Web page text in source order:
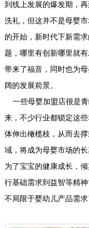
到线上发展的爆发期，
洗礼，但这并不是母婴
的开始，新时代下新需
题，哪里有创新哪里就
带来了福音，同时也为
阔的发展前景。
一些母婴加盟店很是青
来，不少行业都锁定这
体伸出橄榄枝，从而去
域，将成为母婴市场的
为了宝宝的健康成长，
行基础需求到益智等精
不局限于婴幼儿产品需